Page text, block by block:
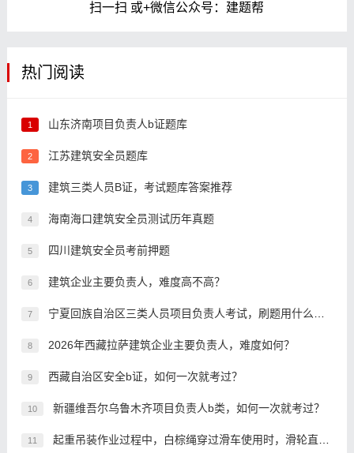
扫一扫 或+微信公众号：建题帮
热门阅读
1 山东济南项目负责人b证题库
2 江苏建筑安全员题库
3 建筑三类人员B证，考试题库答案推荐
4 海南海口建筑安全员测试历年真题
5 四川建筑安全员考前押题
6 建筑企业主要负责人，难度高不高？
7 宁夏回族自治区三类人员项目负责人考试，刷题用什么方法好？
8 2026年西藏拉萨建筑企业主要负责人，难度如何？
9 西藏自治区安全b证，如何一次就考过？
10 新疆维吾尔乌鲁木齐项目负责人b类，如何一次就考过？
11 起重吊装作业过程中，白棕绳穿过滑车使用时，滑轮直径应大于白棕绳直径的()倍。